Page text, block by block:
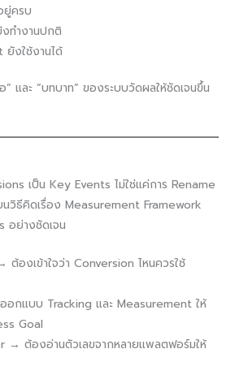
ยู่ครบ
ทำงานปกติ
งใช้งานได้
และ “บทบาท” ของระบบวัดผลให้ชัดเจนขึ้น
เป็น Key Events ไม่ใช่แค่การ Rename
วิธีคิดเรื่อง Measurement Framework
อย่างชัดเจน
องเข้าใจว่า Conversion ไหนควรใช้
กแบบ Tracking และ Measurement ให้
Goal
→ ต้องอ่านตัวเลขจากหลายแพลตฟอร์มให้